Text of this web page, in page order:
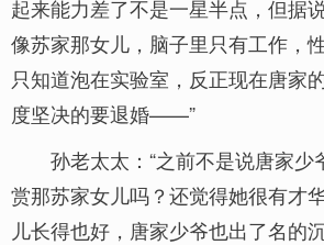
起来能力差了不是一星半点，但据
像苏家那女儿，脑子里只有工作，
只知道泡在实验室，反正现在唐家
度坚决的要退婚——”
孙老太太：“之前不是说唐家少
赏那苏家女儿吗？还觉得她很有才
儿长得也好，唐家少爷也出了名的